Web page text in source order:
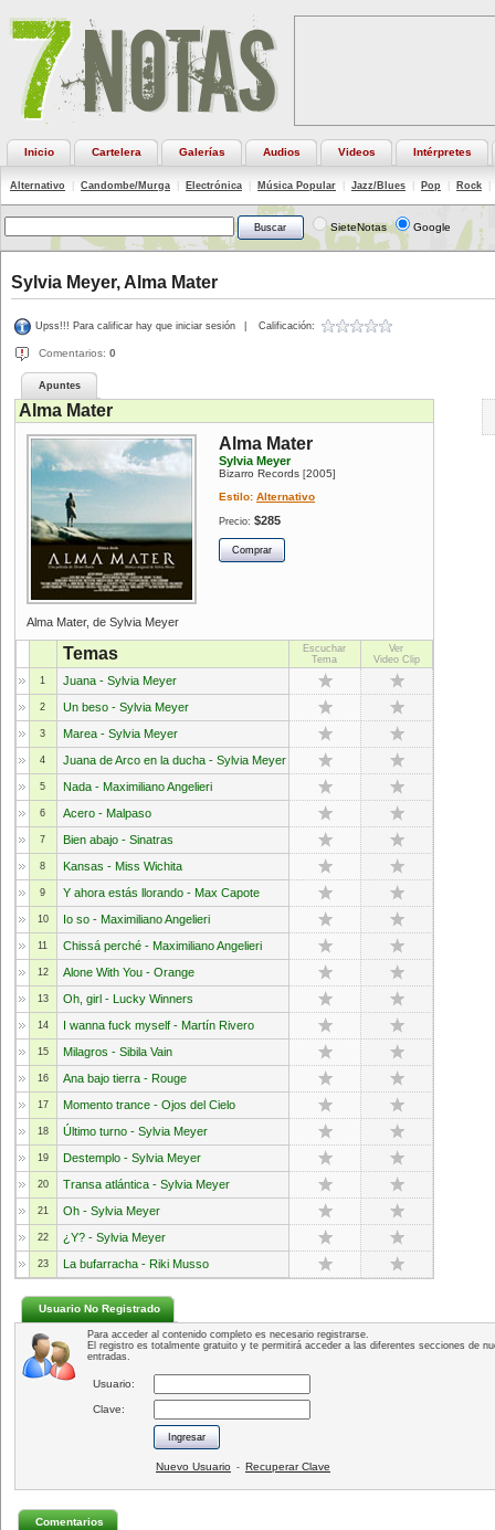
Inicio Cartelera Galerías Audios Videos Intérpretes
Alternativo Candombe/Murga Electrónica Música Popular Jazz/Blues Pop Rock
SieteNotas Google
Sylvia Meyer, Alma Mater
Upss!!! Para calificar hay que iniciar sesión Calificación:
Comentarios: 0
Apuntes
Alma Mater
Alma Mater
Sylvia Meyer
Bizarro Records [2005]
Estilo: Alternativo
Precio: $285
Alma Mater, de Sylvia Meyer
Temas
Escuchar
Tema
Ver
Video Clip
1
Juana - Sylvia Meyer
2 Un beso - Sylvia Meyer
3 Marea - Sylvia Meyer
4 Juana de Arco en la ducha - Sylvia Meyer
5 Nada - Maximiliano Angelieri
6 Acero - Malpaso
7 Bien abajo - Sinatras
8 Kansas - Miss Wichita
9 Y ahora estás llorando - Max Capote
10 Io so - Maximiliano Angelieri
11 Chissá perché - Maximiliano Angelieri
12 Alone With You - Orange
13 Oh, girl - Lucky Winners
14 I wanna fuck myself - Martín Rivero
15 Milagros - Sibila Vain
16 Ana bajo tierra - Rouge
17 Momento trance - Ojos del Cielo
18 Último turno - Sylvia Meyer
19 Destemplo - Sylvia Meyer
20 Transa atlántica - Sylvia Meyer
21 Oh - Sylvia Meyer
22 ¿Y? - Sylvia Meyer
23 La bufarracha - Riki Musso
Usuario No Registrado
Para acceder al contenido completo es necesario registrarse.
El registro es totalmente gratuito y te permitirá acceder a las diferentes secciones de
entradas.
Usuario:
Clave:
Nuevo Usuario - Recuperar Clave
Comentarios